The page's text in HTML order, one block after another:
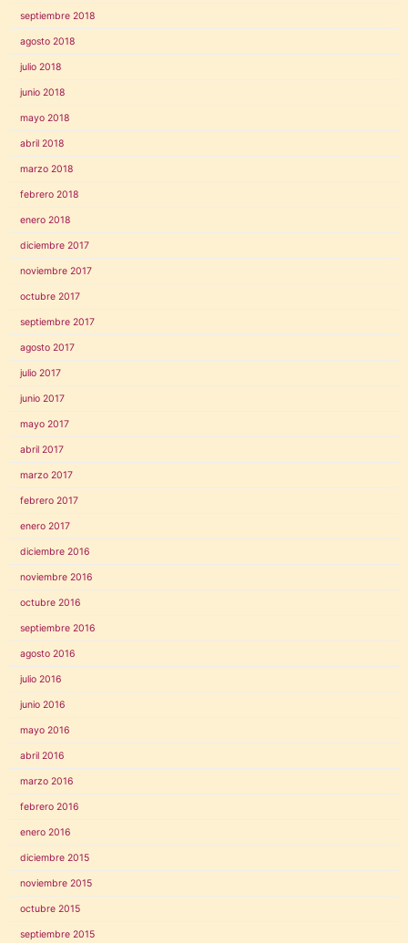
septiembre 2018
agosto 2018
julio 2018
junio 2018
mayo 2018
abril 2018
marzo 2018
febrero 2018
enero 2018
diciembre 2017
noviembre 2017
octubre 2017
septiembre 2017
agosto 2017
julio 2017
junio 2017
mayo 2017
abril 2017
marzo 2017
febrero 2017
enero 2017
diciembre 2016
noviembre 2016
octubre 2016
septiembre 2016
agosto 2016
julio 2016
junio 2016
mayo 2016
abril 2016
marzo 2016
febrero 2016
enero 2016
diciembre 2015
noviembre 2015
octubre 2015
septiembre 2015